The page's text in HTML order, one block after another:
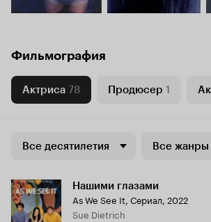
Фильмография
Актриса 78 Продюсер 1
Все десятилетия Все жанры
Нашими глазами
As We See It, Сериал, 2022
Sue Dietrich